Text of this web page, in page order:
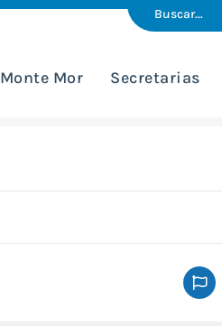
Monte Mor Secretarias